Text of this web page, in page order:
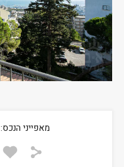
מאפייני הנכס: